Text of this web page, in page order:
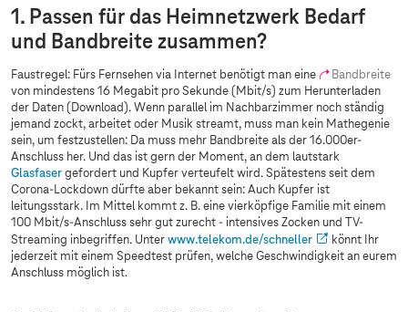
1. Passen für das Heimnetzwerk Bedarf
und Bandbreite zusammen?
Faustregel: Fürs Fernsehen via Internet benötigt man eine
Bandbreite
von mindestens 16 Megabit pro Sekunde (Mbit/s) zum Herunterladen
der Daten (Download). Wenn parallel im Nachbarzimmer noch ständig
jemand zockt, arbeitet oder Musik streamt, muss man kein Mathegenie
sein, um festzustellen: Da muss mehr Bandbreite als der 16.000er-
Anschluss her. Und das ist gern der Moment, an dem lautstark
Glasfaser gefordert und Kupfer verteufelt wird. Spätestens seit dem
Corona-Lockdown dürfte aber bekannt sein: Auch Kupfer ist
leitungsstark. Im Mittel kommt z. B. eine vierköpfige Familie mit einem
100 Mbit/s-Anschluss sehr gut zurecht - intensives Zocken und TV-
Streaming inbegriffen. Unter www.telekom.de/schneller
könnt Ihr
jederzeit mit einem Speedtest prüfen, welche Geschwindigkeit an eurem
Anschluss möglich ist.